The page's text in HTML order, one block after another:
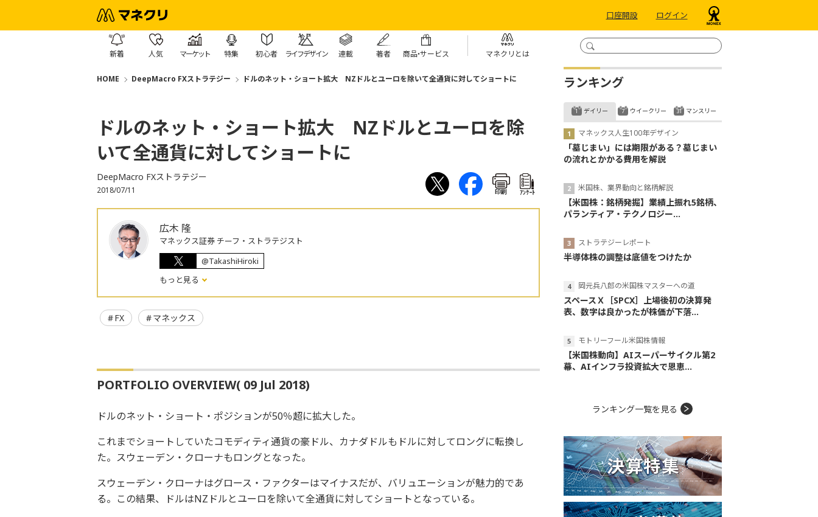
口座開設 ログイン
新着 人気 マーケット 特集 初心者 ライフデザイン 連載 著者 商品・サービス マネクリとは
HOME DeepMacro FXストラテジー ドルのネット・ショート拡大 NZドルとユーロを除いて全通貨に対してショートに
ドルのネット・ショート拡大 NZドルとユーロを除
いて全通貨に対してショートに
DeepMacro FXストラテジー
2018/07/11 印刷 ｱﾝｹｰﾄ
広木 隆
マネックス証券 チーフ・ストラテジスト
@TakashiHiroki
もっと見る
FX マネックス
PORTFOLIO OVERVIEW( 09 Jul 2018)
ドルのネット・ショート・ポジションが50％超に拡大した。
これまでショートしていたコモディティ通貨の豪ドル、カナダドルもドルに対してロングに転換し
た。スウェーデン・クローナもロングとなった。
スウェーデン・クローナはグロース・ファクターはマイナスだが、バリュエーションが魅力的であ
る。この結果、ドルはNZドルとユーロを除いて全通貨に対してショートとなっている。
ランキング
デイリー
マネックス人生100年デザイン
「墓じまい」には期限がある？墓じまい
の流れとかかる費用を解説
米国株、業界動向と銘柄解説
【米国株：銘柄発掘】業績上振れ5銘柄、
パランティア・テクノロジー...
ストラテジーレポート
半導体株の調整は底値をつけたか
岡元兵八郎の米国株マスターへの道
スペースＸ［SPCX］上場後初の決算発
表、数字は良かったが株価が下落...
モトリーフール米国株情報
【米国株動向】AIスーパーサイクル第2
幕、AIインフラ投資拡大で恩恵...
ウイークリー マンスリー
ランキング一覧を見る